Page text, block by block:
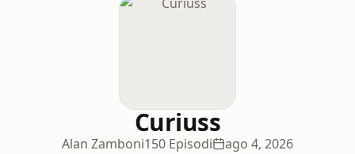
Curiuss
Alan Zamboni150 Episodi ago 4, 2026